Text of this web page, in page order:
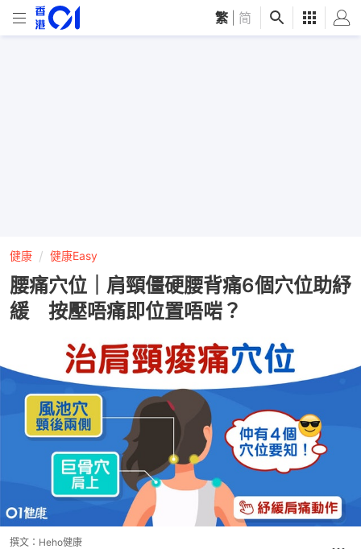
繁 简
健康 健康Easy
腰痛穴位｜肩頸僵硬腰背痛6個穴位助紓
緩 按壓唔痛即位置唔啱？
撰文： Heho健康